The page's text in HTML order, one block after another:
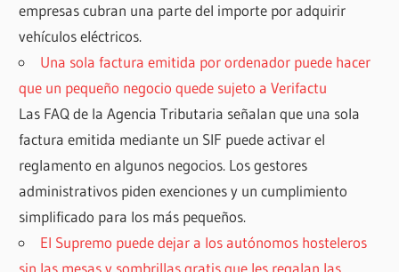
empresas cubran una parte del importe por adquirir
vehículos eléctricos.
Una sola factura emitida por ordenador puede hacer
que un pequeño negocio quede sujeto a Verifactu
Las FAQ de la Agencia Tributaria señalan que una sola
factura emitida mediante un SIF puede activar el
reglamento en algunos negocios. Los gestores
administrativos piden exenciones y un cumplimiento
simplificado para los más pequeños.
El Supremo puede dejar a los autónomos hosteleros
sin las mesas y sombrillas gratis que les regalan las